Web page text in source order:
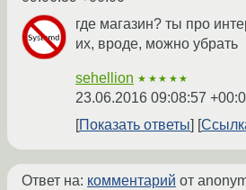
где магазин? ты про
их, вроде, можно убрать
sehellion ★★★★★
23.06.2016 09:08:57
Показать ответы
Ответ на: комментарий от